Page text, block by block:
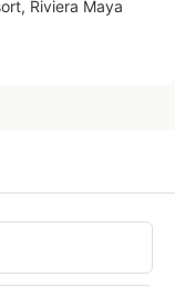
Riviera Maya